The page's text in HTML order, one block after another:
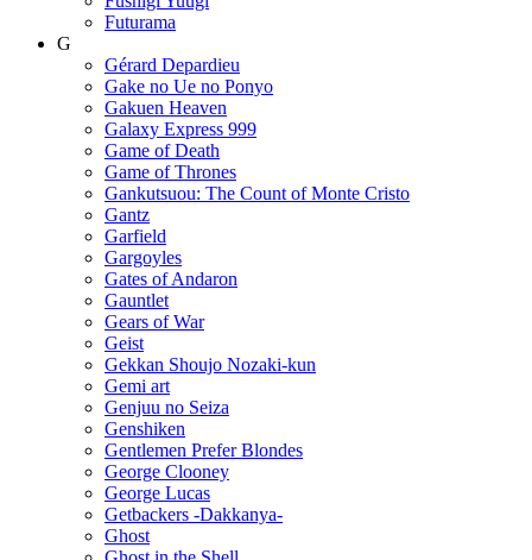
Futurama
G
Gérard Depardieu
Gake no Ue no Ponyo
Gakuen Heaven
Galaxy Express 999
Game of Death
Game of Thrones
Gankutsuou: The Count of Monte Cristo
Gantz
Garfield
Gargoyles
Gates of Andaron
Gauntlet
Gears of War
Geist
Gekkan Shoujo Nozaki-kun
Gemi art
Genjuu no Seiza
Genshiken
Gentlemen Prefer Blondes
George Clooney
George Lucas
Getbackers -Dakkanya-
Ghost